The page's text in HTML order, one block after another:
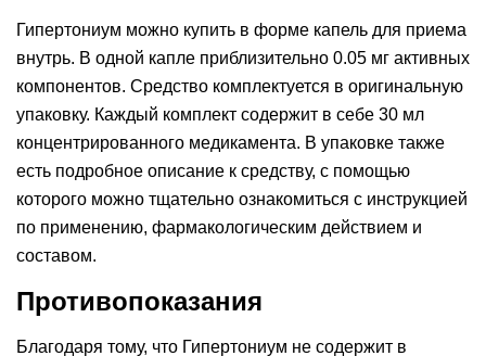
Гипертониум можно купить в форме капель для приема
внутрь. В одной капле приблизительно 0.05 мг активных
компонентов. Средство комплектуется в оригинальную
упаковку. Каждый комплект содержит в себе 30 мл
концентрированного медикамента. В упаковке также
есть подробное описание к средству, с помощью
которого можно тщательно ознакомиться с инструкцией
по применению, фармакологическим действием и
составом.
Противопоказания
Благодаря тому, что Гипертониум не содержит в